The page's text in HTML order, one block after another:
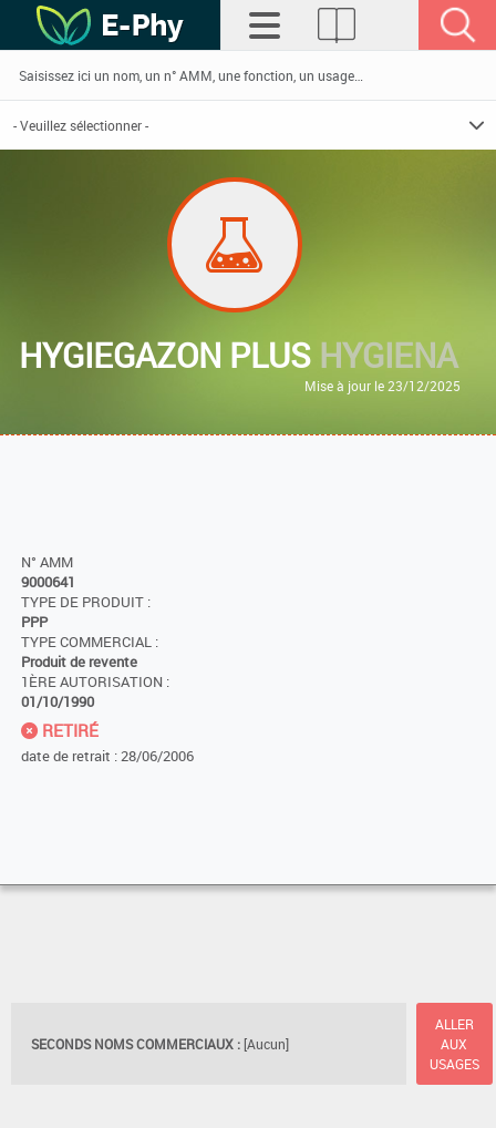
HYGIEGAZON PLUS HYGIENA
Mise à jour le 23/12/2025
N° AMM
9000641
TYPE DE PRODUIT :
PPP
TYPE COMMERCIAL :
Produit de revente
1ÈRE AUTORISATION :
01/10/1990
RETIRÉ
date de retrait : 28/06/2006
SECONDS NOMS COMMERCIAUX : [Aucun]
ALLER
AUX
USAGES